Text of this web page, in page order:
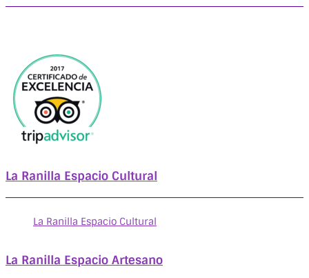
La Ranilla Espacio Cultural
La Ranilla Espacio Cultural
La Ranilla Espacio Artesano